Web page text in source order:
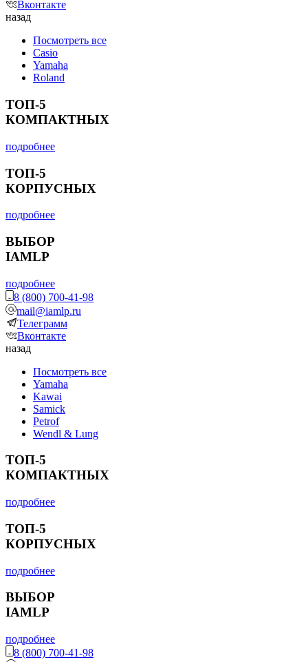
Вконтакте
назад
Посмотреть все
Casio
Yamaha
Roland
ТОП-5
КОМПАКТНЫХ
подробнее
ТОП-5
КОРПУСНЫХ
подробнее
ВЫБОР
IAMLP
подробнее
8 (800) 700-41-98
mail@iamlp.ru
Телеграмм
Вконтакте
назад
Посмотреть все
Yamaha
Kawai
Samick
Petrof
Wendl & Lung
ТОП-5
КОМПАКТНЫХ
подробнее
ТОП-5
КОРПУСНЫХ
подробнее
ВЫБОР
IAMLP
подробнее
8 (800) 700-41-98